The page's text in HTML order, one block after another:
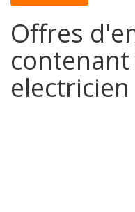
Offres
electricien